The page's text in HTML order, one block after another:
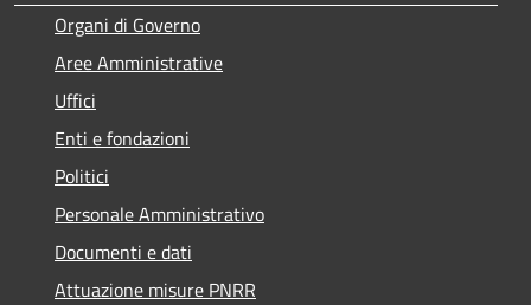
Organi di Governo
Aree Amministrative
Uffici
Enti e fondazioni
Politici
Personale Amministrativo
Documenti e dati
Attuazione misure PNRR